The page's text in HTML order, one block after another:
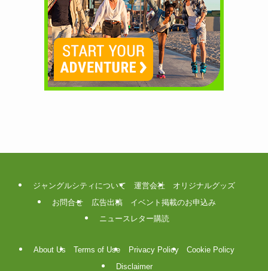
ジャングルシティについて 運営会社
オリジナルグッズ
お問合せ
広告出稿
イベント掲載のお申込み
ニュースレター購読
About Us Terms of Use Privacy Policy
Cookie Policy
Disclaimer